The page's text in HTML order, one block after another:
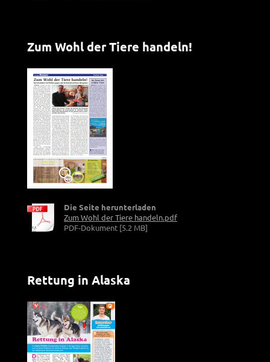
Zum Wohl der Tiere handeln!
Die Seite herunterladen
Zum Wohl der Tiere handeln.pdf
PDF-Dokument [5.2 MB]
Rettung in Alaska